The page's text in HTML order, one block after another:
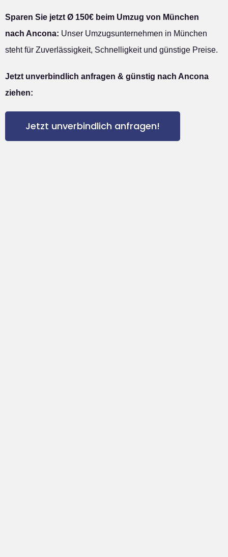
Sparen Sie jetzt Ø 150€ beim Umzug von München
nach Ancona: Unser Umzugsunternehmen in München
steht für Zuverlässigkeit, Schnelligkeit und günstige Preise.
Jetzt unverbindlich anfragen & günstig nach Ancona
ziehen:
Jetzt unverbindlich anfragen!